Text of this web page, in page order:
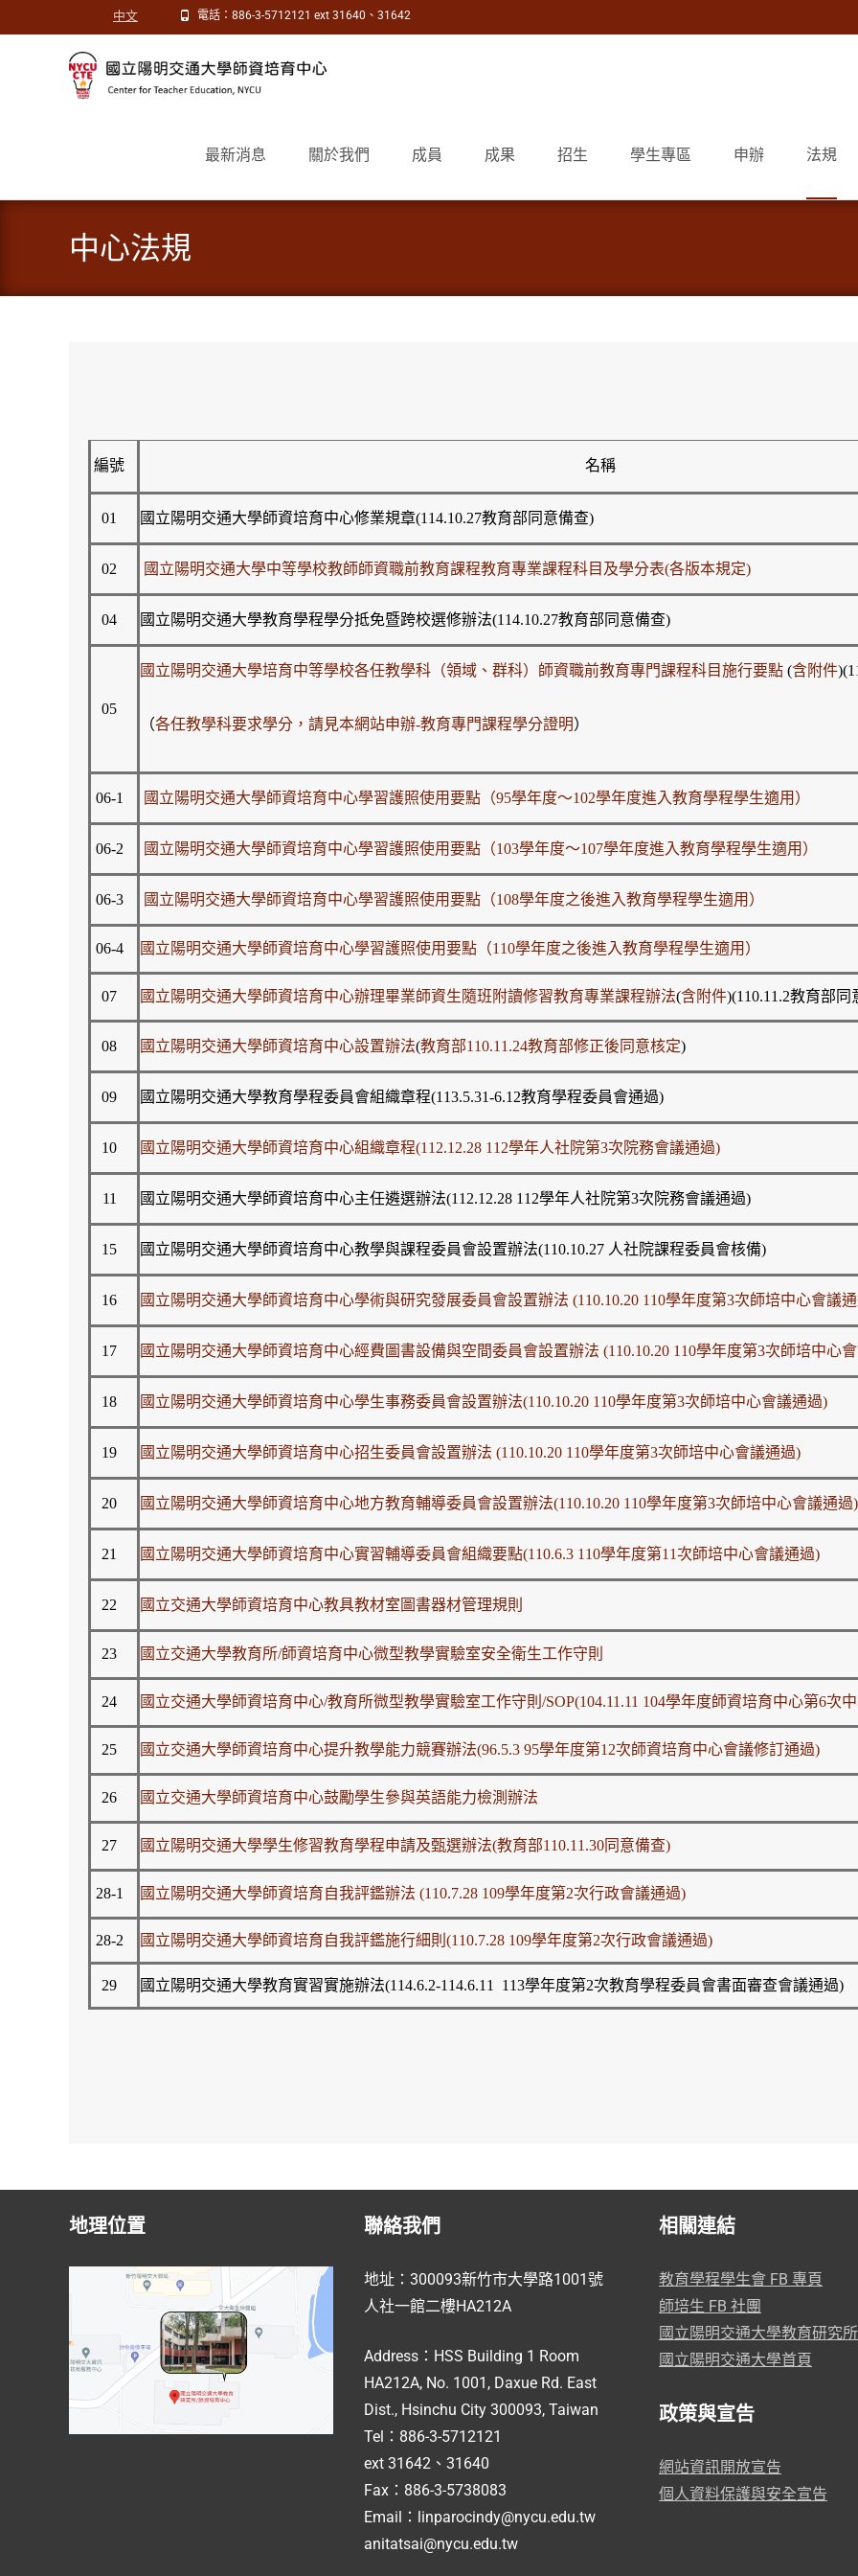
中文 電話：886-3-5712121 ext 31640、31642
最新消息 關於我們 成員 成果 招生 學生專區 申辦 法規
中心法規
編號 名稱
01 國立陽明交通大學師資培育中心修業規章(114.10.27教育部同意備查)
02 國立陽明交通大學中等學校教師師資職前教育課程教育專業課程科目及學分表(各版本規定)
04 國立陽明交通大學教育學程學分抵免暨跨校選修辦法(114.10.27教育部同意備查)
05
國立陽明交通大學培育中等學校各任教學科（領域、群科）師資職前教育專門課程科目施行要點 (含附件
（各任教學科要求學分，請見本網站申辦-教育專門課程學分證明）
06-1 國立陽明交通大學師資培育中心學習護照使用要點（95學年度～102學年度進入教育學程學生適用）
06-2 國立陽明交通大學師資培育中心學習護照使用要點（103學年度～107學年度進入教育學程學生適用）
06-3 國立陽明交通大學師資培育中心學習護照使用要點（108學年度之後進入教育學程學生適用）
06-4 國立陽明交通大學師資培育中心學習護照使用要點（110學年度之後進入教育學程學生適用）
07 國立陽明交通大學師資培育中心辦理畢業師資生隨班附讀修習教育專業課程辦法(含附件)(110.11.2教育部同
08 國立陽明交通大學師資培育中心設置辦法(教育部110.11.24教育部修正後同意核定)
09 國立陽明交通大學教育學程委員會組織章程(113.5.31-6.12教育學程委員會通過)
10 國立陽明交通大學師資培育中心組織章程(112.12.28 112學年人社院第3次院務會議通過)
11 國立陽明交通大學師資培育中心主任遴選辦法(112.12.28 112學年人社院第3次院務會議通過)
15 國立陽明交通大學師資培育中心教學與課程委員會設置辦法(110.10.27 人社院課程委員會核備)
16 國立陽明交通大學師資培育中心學術與研究發展委員會設置辦法 (110.10.20 110學年度第3次師培中心會議
17 國立陽明交通大學師資培育中心經費圖書設備與空間委員會設置辦法 (110.10.20 110學年度第3次師培中心
18 國立陽明交通大學師資培育中心學生事務委員會設置辦法(110.10.20 110學年度第3次師培中心會議通過)
19 國立陽明交通大學師資培育中心招生委員會設置辦法 (110.10.20 110學年度第3次師培中心會議通過)
20 國立陽明交通大學師資培育中心地方教育輔導委員會設置辦法(110.10.20 110學年度第3次師培中心會議通過)
21 國立陽明交通大學師資培育中心實習輔導委員會組織要點(110.6.3 110學年度第11次師培中心會議通過)
22 國立交通大學師資培育中心教具教材室圖書器材管理規則
23 國立交通大學教育所/師資培育中心微型教學實驗室安全衛生工作守則
24 國立交通大學師資培育中心/教育所微型教學實驗室工作守則/SOP(104.11.11 104學年度師資培育中心第6次
25 國立交通大學師資培育中心提升教學能力競賽辦法(96.5.3 95學年度第12次師資培育中心會議修訂通過)
26 國立交通大學師資培育中心鼓勵學生參與英語能力檢測辦法
27 國立陽明交通大學學生修習教育學程申請及甄選辦法(教育部110.11.30同意備查)
28-1 國立陽明交通大學師資培育自我評鑑辦法 (110.7.28 109學年度第2次行政會議通過)
28-2 國立陽明交通大學師資培育自我評鑑施行細則(110.7.28 109學年度第2次行政會議通過)
29 國立陽明交通大學教育實習實施辦法(114.6.2-114.6.11 113學年度第2次教育學程委員會書面審查會議通過)
地理位置 聯絡我們
地址：300093新竹市大學路1001號
人社一館二樓HA212A
Address ： HSS Building 1 Room
HA212A, No. 1001, Daxue Rd. East
Dist., Hsinchu City 300093, Taiwan
Tel：886-3-5712121
ext 31642、31640
Fax：886-3-5738083
Email：linparocindy@nycu.edu.tw
anitatsai@nycu.edu.tw
相關連結
教育學程學生會 FB 專頁
師培生 FB 社團
國立陽明交通大學教育研究所
國立陽明交通大學首頁
政策與宣告
網站資訊開放宣告
個人資料保護與安全宣告